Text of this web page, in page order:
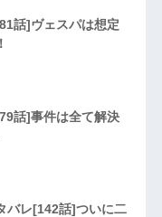
話]ヴェスパは想定
話]事件は全て解決
バレ[142話]ついに二